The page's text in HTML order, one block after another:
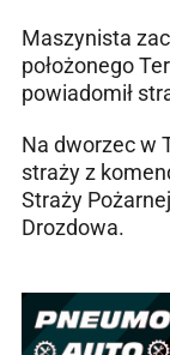
Maszynista
położonego
powiadomił
Na dworzec w
straży z
Straży
Drozdowa.